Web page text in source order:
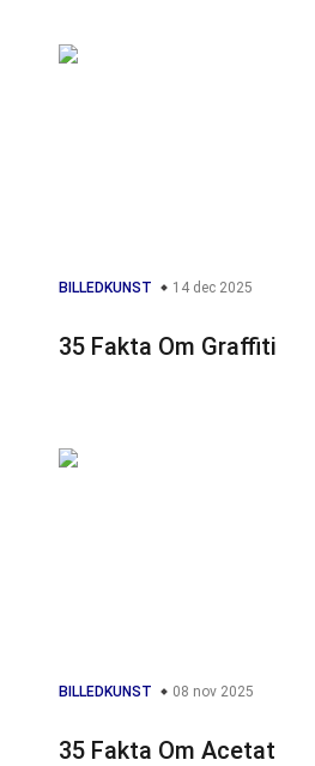
BILLEDKUNST 14 dec 2025
35 Fakta Om Graffiti
BILLEDKUNST 08 nov 2025
35 Fakta Om Acetat